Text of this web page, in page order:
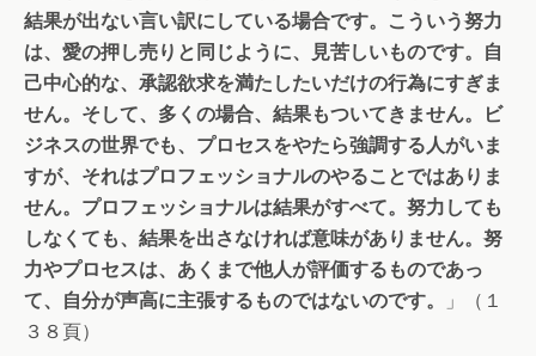
結果が出ない言い訳にしている場合です。こういう努力
は、愛の押し売りと同じように、見苦しいものです。自
己中心的な、承認欲求を満たしたいだけの行為にすぎま
せん。そして、多くの場合、結果もついてきません。ビ
ジネスの世界でも、プロセスをやたら強調する人がいま
すが、それはプロフェッショナルのやることではありま
せん。プロフェッショナルは結果がすべて。努力しても
しなくても、結果を出さなければ意味がありません。努
力やプロセスは、あくまで他人が評価するものであっ
て、自分が声高に主張するものではないのです。
」（１
３８頁）